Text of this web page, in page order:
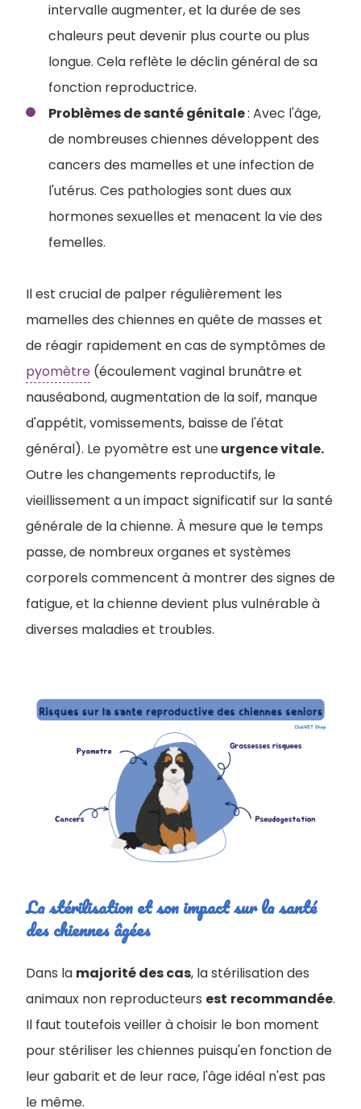
intervalle augmenter, et la durée de ses
chaleurs peut devenir plus courte ou plus
longue. Cela reflète le déclin général de sa
fonction reproductrice.
Problèmes de santé génitale: Avec l'âge,
de nombreuses chiennes développent des
cancers des mamelles et une infection de
l'utérus. Ces pathologies sont dues aux
hormones sexuelles et menacent la vie des
femelles.
Il est crucial de palper régulièrement les
mamelles des chiennes en quête de masses et
de réagir rapidement en cas de symptômes de
pyomètre (écoulement vaginal brunâtre et
nauséabond, augmentation de la soif, manque
d'appétit, vomissements, baisse de l'état
général). Le pyomètre est uneurgence vitale.
Outre les changements reproductifs, le
vieillissement a un impact significatif sur la santé
générale de la chienne. À mesure que le temps
passe, de nombreux organes et systèmes
corporels commencent à montrer des signes de
fatigue, et la chienne devient plus vulnérable à
diverses maladies et troubles.
La stérilisation et son impact sur la santé
des chiennes âgées
Dans la majorité des cas, la stérilisation des
animaux non reproducteurs est recommandée.
Il faut toutefois veiller à choisir le bon moment
pour stériliser les chiennes puisqu'en fonction de
leur gabarit et de leur race, l'âge idéal n'est pas
le même.